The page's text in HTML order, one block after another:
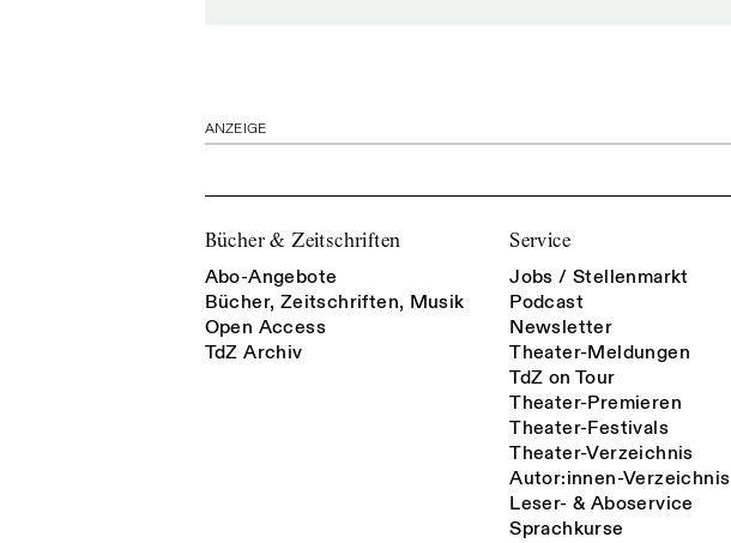
ANZEIGE
Bücher & Zeitschriften
Abo-Angebote
Bücher, Zeitschriften, Musik
Open Access
TdZ Archiv
Service
Jobs / Stellenmarkt
Podcast
Newsletter
Theater-Meldungen
TdZ on Tour
Theater-Premieren
Theater-Festivals
Theater-Verzeichnis
Autor:innen-Verzeichnis
Leser- & Aboservice
Sprachkurse